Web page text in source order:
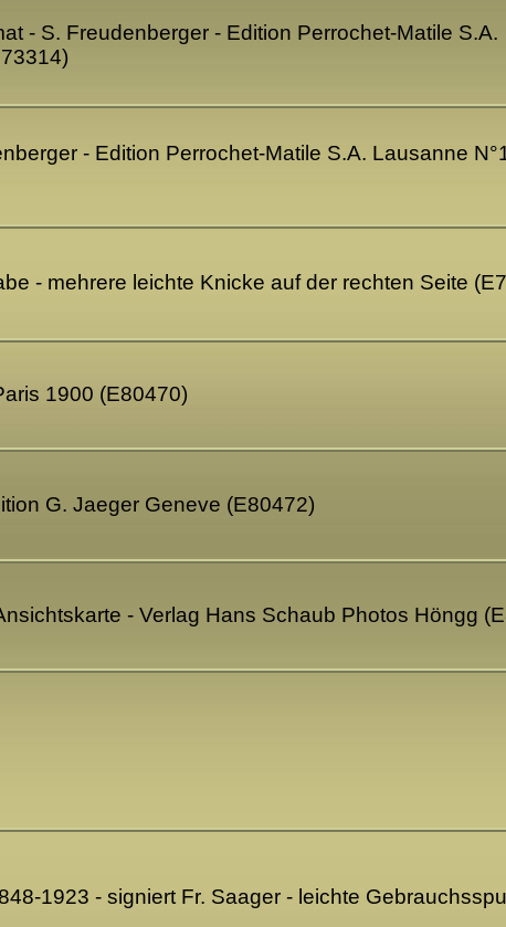
- S. Freudenberger - Edition Perrochet-Matile S.A.
- Edition Perrochet-Matile S.A. Lausanne
- mehrere leichte Knicke auf der rechten Seite
1900 (E80470)
G. Jaeger Geneve (E80472)
- Verlag Hans Schaub Photos Höngg
1923 - signiert Fr. Saager - leichte